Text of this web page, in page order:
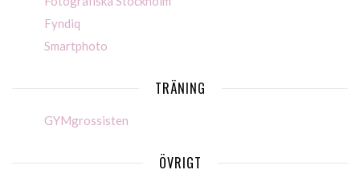
Fyndiq
Smartphoto
TRÄNING
GYMgrossisten
ÖVRIGT